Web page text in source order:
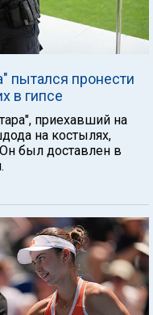
пытался пронести
в гипсе
приехавший на
на костылях,
был доставлен в